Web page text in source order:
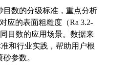
目数的分级标准，重点分析
应的表面粗糙度（Ra 3.2-
目数的应用场景。数据来
和行业实践，帮助用户根
参数。